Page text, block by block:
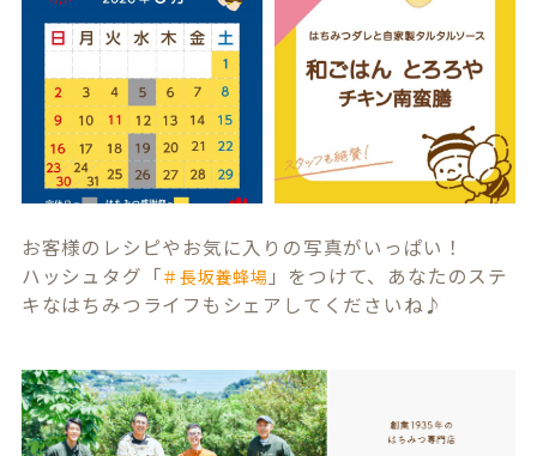
お客様のレシピやお気に入りの写真がいっぱい！
ハッシュタグ「＃長坂養蜂場 」をつけて、あなたのステ
キなはちみつライフもシェアしてくださいね♪